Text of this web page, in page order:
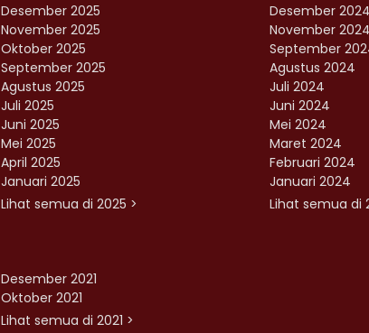
Desember 2025
November 2025
Oktober 2025
September 2025
Agustus 2025
Juli 2025
Juni 2025
Mei 2025
April 2025
Januari 2025
Lihat semua di 2025 >
Desember 2024
November 2024
September
Agustus 2024
Juli 2024
Juni 2024
Mei 2024
Maret 2024
Februari 2024
Januari 2024
Lihat semua di
Desember 2021
Oktober 2021
Lihat semua di 2021 >